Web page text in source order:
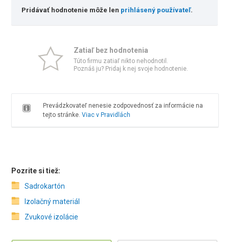
Pridávať hodnotenie môže len prihlásený používateľ.
Zatiaľ bez hodnotenia
Túto firmu zatiaľ nikto nehodnotil.
Poznáš ju? Pridaj k nej svoje hodnotenie.
Prevádzkovateľ nenesie zodpovednosť za informácie na
tejto stránke. Viac v Pravidlách
Pozrite si tiež:
Sadrokartón
Izolačný materiál
Zvukové izolácie